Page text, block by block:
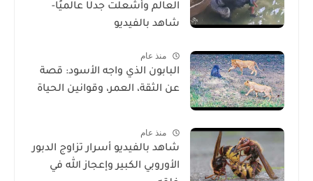
العالم وأشعلت جدلًا عالميًا-
شاهد بالفيديو
منذ عام
البابون الذي واجه الأسود: قصة
عن الثقة، العمر، وقوانين الحياة
منذ عام
شاهد بالفيديو أسرار تزاوج الدبور
الأوروبي الكبير وإعجاز الله في